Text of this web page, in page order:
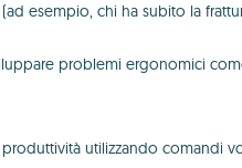
esempio, chi ha subito la
problemi ergonomici
utilizzando comandi